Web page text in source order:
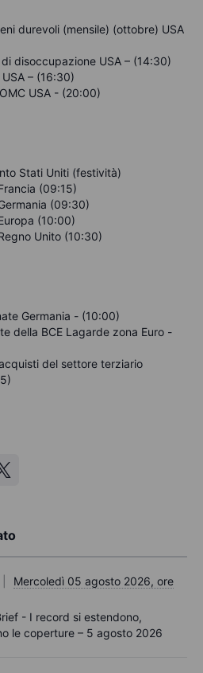
durevoli (mensile) (ottobre) USA
disoccupazione USA – (14:30)
– (16:30)
USA - (20:00)
Stati Uniti (festività)
(09:15)
(09:30)
(10:00)
Unito (10:30)
Germania - (10:00)
della BCE Lagarde zona Euro -
del settore terziario
Mercoledì 05 agosto 2026, ore
- I record si estendono,
le coperture – 5 agosto 2026